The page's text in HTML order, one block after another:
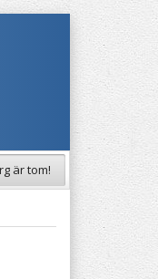
är tom!